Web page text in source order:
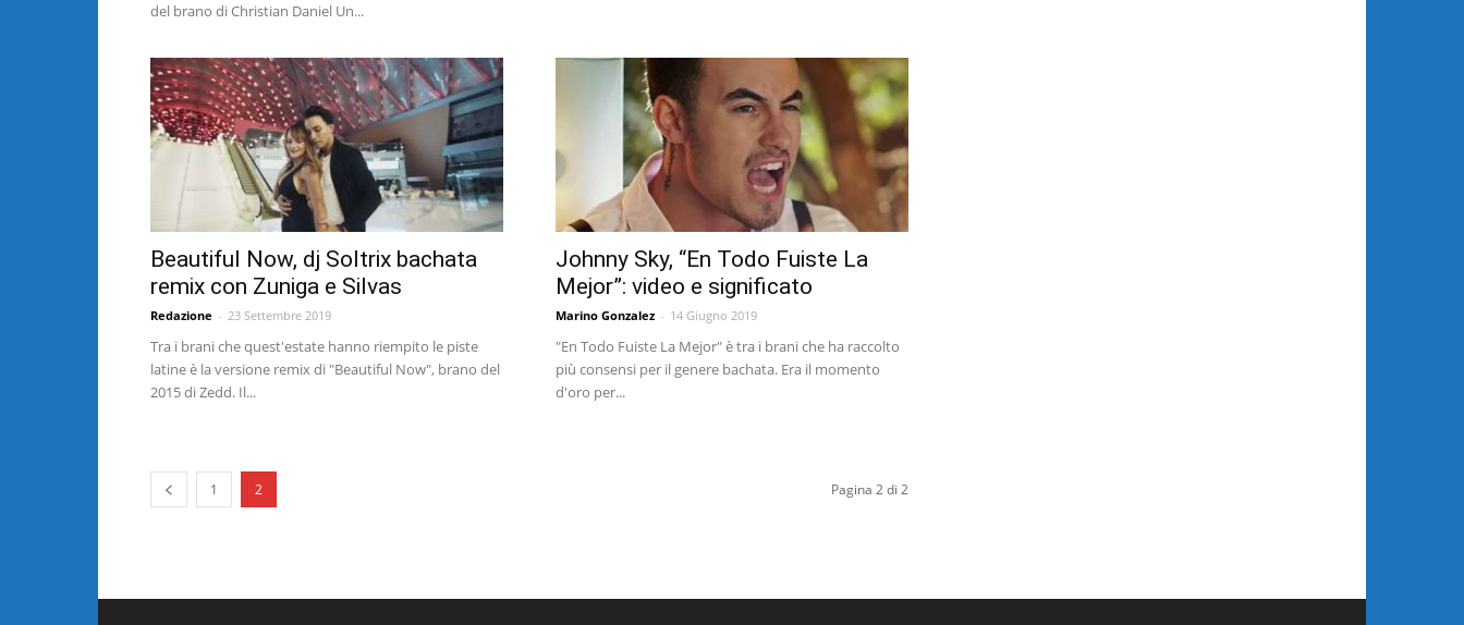
del brano di Christian Daniel Un...
Beautiful Now, dj Soltrix bachata
remix con Zuniga e Silvas
Redazione - 23 Settembre 2019
Tra i brani che quest'estate hanno riempito le piste
latine è la versione remix di "Beautiful Now", brano del
2015 di Zedd. Il...
Johnny Sky, “En Todo Fuiste La
Mejor”: video e significato
Marino Gonzalez - 14 Giugno 2019
"En Todo Fuiste La Mejor" è tra i brani che ha raccolto
più consensi per il genere bachata. Era il momento
d'oro per...
1 2 Pagina 2 di 2